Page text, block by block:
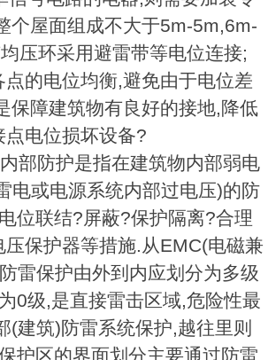
个屋面组成不大于5m-5m,6m-
压环采用避雷带等电位连接;
点的电位均衡,避免由于电位差
保障建筑物有良好的接地,降低
电位损坏设备?
部防护是指在建筑物内部弱电
电或电源系统内部过电压)的防
位联结?屏蔽?保护隔离?合理
保护器等措施.从EMC(电磁兼
雷保护由外到内应划分为多级
0级,是直接雷击区域,危险性最
(建筑)防雷系统保护,越往里则
护区的界面划分主要通过防雷